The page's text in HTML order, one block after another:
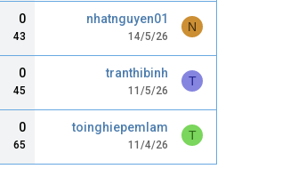
0
43
nhatnguyen01
14/5/26
N
0
45
tranthibinh
11/5/26
T
0
65
toinghiepemlam
11/4/26
T